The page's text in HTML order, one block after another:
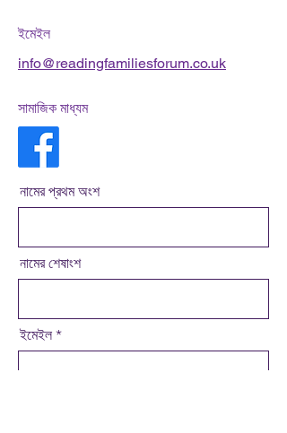
ইমেইল
info@readingfamiliesforum.co.uk
সামাজিক মাধ্যম
নামের প্রথম অংশ
নামের শেষাংশ
ইমেইল